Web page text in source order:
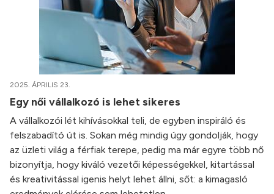
2025. ÁPRILIS 23.
Egy női vállalkozó is lehet sikeres
A vállalkozói lét kihívásokkal teli, de egyben inspiráló és
felszabadító út is. Sokan még mindig úgy gondolják, hogy
az üzleti világ a férfiak terepe, pedig ma már egyre több nő
bizonyítja, hogy kiváló vezetői képességekkel, kitartással
és kreativitással igenis helyt lehet állni, sőt: a kimagasló